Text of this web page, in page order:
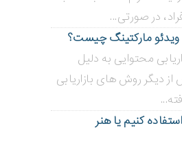
در صورتی...
ویدئو مارکتینگ چیست؟
محتوایی به دلیل
از دیگر روش های بازاریابی
کنیم یا هنر